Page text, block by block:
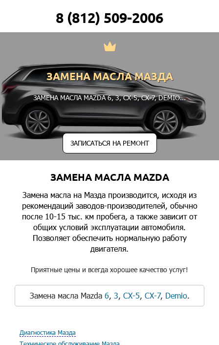
8 (812) 509-2006
ЗАМЕНА МАСЛА МАЗДА
ЗАМЕНА МАСЛА MAZDA6,3,CX-5,CX-7,DEMIO...
ЗАПИСАТЬСЯ НА РЕМОНТ
ЗАМЕНА МАСЛА MAZDA
Замена масла на Мазда производится, исходя из
рекомендаций заводов-производителей, обычно
после 10-15 тыс. км пробега, а также зависит от
общих условий эксплуатации автомобиля.
Позволяет обеспечить нормальную работу
двигателя.
Приятные цены и всегда хорошее качество услуг!
Замена масла Mazda 6, 3, CX-5, CX-7, Demio.
Диагностика Мазда